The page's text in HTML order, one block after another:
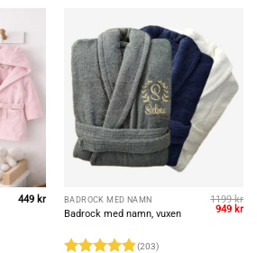
449 kr BADROCK MED NAMN
Badrock med namn, vuxen
(203)
1199kr
Det
949 kr